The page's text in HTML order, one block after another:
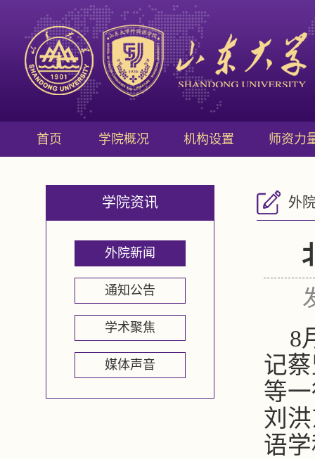
首页 学院概况 机构设置 师资力
学院资讯
外院新闻
通知公告
学术聚焦
媒体声音
外
8
记
等
刘
语